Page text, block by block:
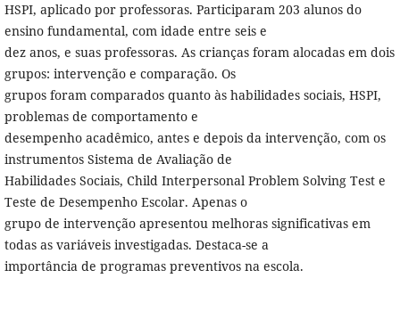
HSPI, aplicado por professoras. Participaram 203 alunos do
ensino fundamental, com idade entre seis e
dez anos, e suas professoras. As crianças foram alocadas em dois
grupos: intervenção e comparação. Os
grupos foram comparados quanto às habilidades sociais, HSPI,
problemas de comportamento e
desempenho acadêmico, antes e depois da intervenção, com os
instrumentos Sistema de Avaliação de
Habilidades Sociais, Child Interpersonal Problem Solving Test e
Teste de Desempenho Escolar. Apenas o
grupo de intervenção apresentou melhoras significativas em
todas as variáveis investigadas. Destaca-se a
importância de programas preventivos na escola.